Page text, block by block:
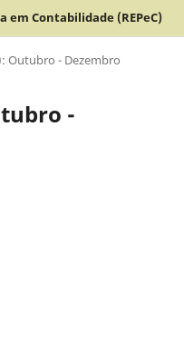
em Contabilidade (REPeC)
Outubro - Dezembro
-